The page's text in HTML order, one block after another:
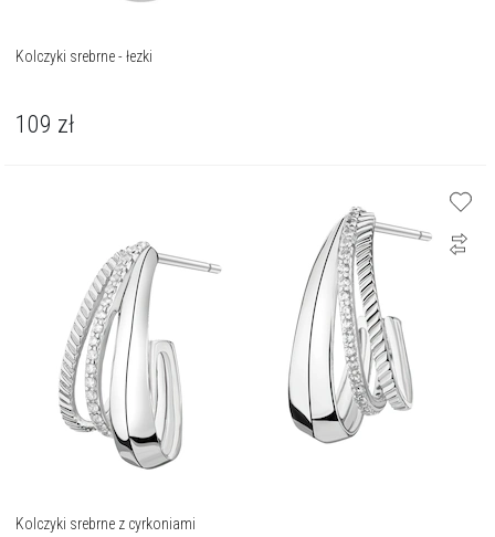
Kolczyki srebrne - łezki
109 zł
Kolczyki srebrne z cyrkoniami